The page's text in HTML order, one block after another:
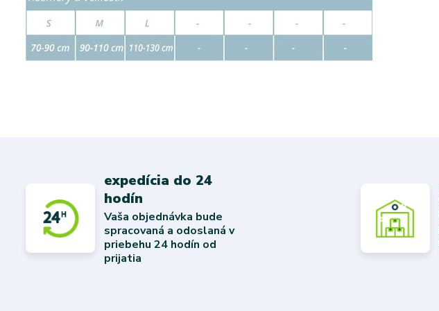
expedícia do 24
hodín
Vaša objednávka bude
spracovaná a odoslaná v
priebehu 24 hodín od
prijatia